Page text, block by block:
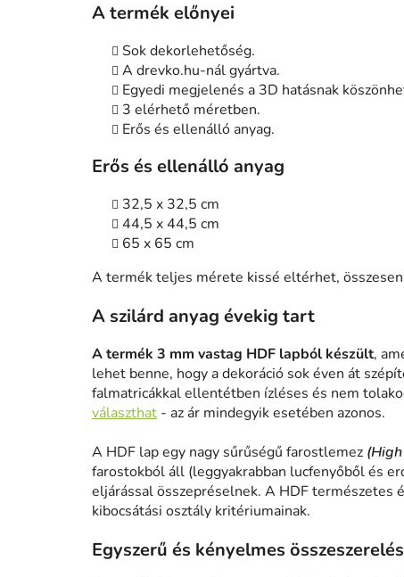
A termék előnyei
Sok dekorlehetőség.
A drevko.hu-nál gyártva.
Egyedi megjelenés a 3D hatásnak
3 elérhető méretben.
Erős és ellenálló anyag.
Erős és ellenálló anyag
32,5 x 32,5 cm
44,5 x 44,5 cm
65 x 65 cm
A termék teljes mérete kissé eltérhet,
A szilárd anyag évekig tart
A termék 3 mm vastag HDF lapból készült,
lehet benne, hogy a dekoráció sok éven át
falmatricákkal ellentétben ízléses és nem
választhat - az ár mindegyik esetében azonos.
A HDF lap egy nagy sűrűségű farostlemez
farostokból áll (leggyakrabban lucfenyőből és
eljárással összepréselnek. A HDF természetes
kibocsátási osztály kritériumainak.
Egyszerű és kényelmes összeszerelés